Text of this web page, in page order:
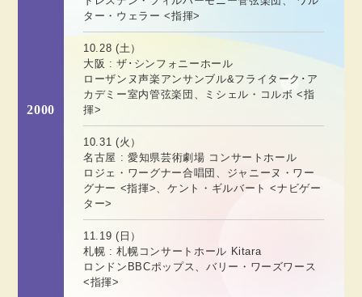
2000
ター・ウェラー <指揮>
10.28 (土）
大阪 : ザ･シンフォニーホール
ローザンヌ声楽アンサンブル&フライターク･ア
カデミー室内管弦楽団、ミシェル・コルボ <指
揮>
10.31 (火）
名古屋 : 愛知県芸術劇場 コンサートホール
ロジェ・ワーグナー合唱団、ジャニーヌ・ワー
グナー <指揮>、ケント・ギルバート <ナビゲー
ター>
11.19 (日）
札幌 : 札幌コンサートホール Kitara
ロンドンBBCポップス、バリー・ワーズワース
<指揮>